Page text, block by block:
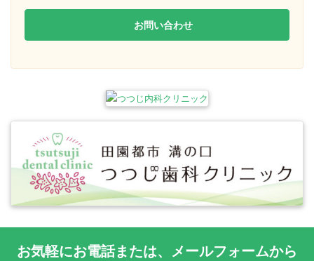
お問い合わせ
お気軽にお電話または、 メールフォームから